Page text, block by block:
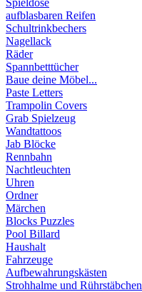
Spieldose
aufblasbaren Reifen
Schultrinkbechers
Nagellack
Räder
Spannbetttücher
Baue deine Möbel...
Paste Letters
Trampolin Covers
Grab Spielzeug
Wandtattoos
Jab Blöcke
Rennbahn
Nachtleuchten
Uhren
Ordner
Märchen
Blocks Puzzles
Pool Billard
Haushalt
Fahrzeuge
Aufbewahrungskästen
Strohhalme und Rührstäbchen